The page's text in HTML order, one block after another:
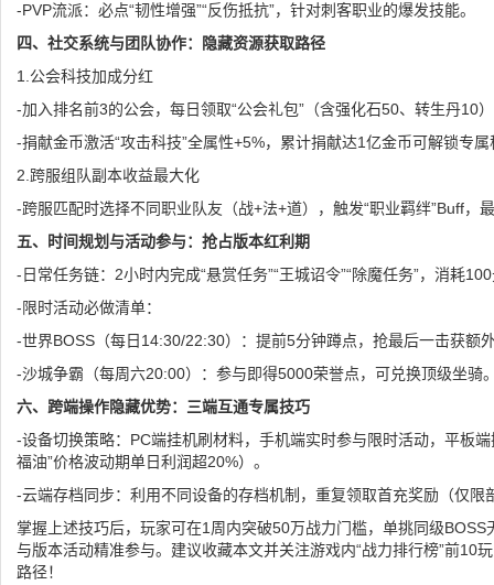
-PVP流派：必点“韧性增强”“反伤抵抗”，针对刺客职业的爆发技能。
四、社交系统与团队协作：隐藏资源获取路径
1.公会科技加成分红
-加入排名前3的公会，每日领取“公会礼包”（含强化石50、转生丹10
-捐献金币激活“攻击科技”全属性+5%，累计捐献达1亿金币可解锁专属
2.跨服组队副本收益最大化
-跨服匹配时选择不同职业队友（战+法+道），触发“职业羁绊”Buff，
五、时间规划与活动参与：抢占版本红利期
-日常任务链：2小时内完成“悬赏任务”“王城诏令”“除魔任务”，消耗
-限时活动必做清单：
-世界BOSS（每日14:30/22:30）：提前5分钟蹲点，抢最后一击获额
-沙城争霸（每周六20:00）：参与即得5000荣誉点，可兑换顶级坐骑
六、跨端操作隐藏优势：三端互通专属技巧
-设备切换策略：PC端挂机刷材料，手机端实时参与限时活动，平板
福油”价格波动期单日利润超20%）。
-云端存档同步：利用不同设备的存档机制，重复领取首充奖励（仅限
掌握上述技巧后，玩家可在1周内突破50万战力门槛，单挑同级
与版本活动精准参与。建议收藏本文并关注游戏内“战力排行榜”前10
路径！